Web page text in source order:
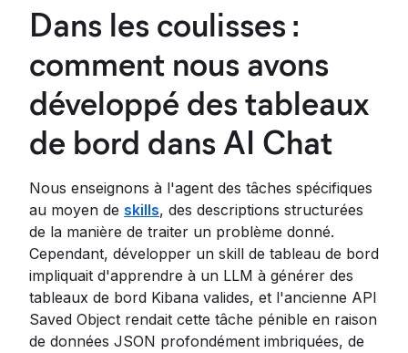
Dans les coulisses :
comment nous avons
développé des tableaux
de bord dans AI Chat
Nous enseignons à l'agent des tâches spécifiques
au moyen de skills, des descriptions structurées
de la manière de traiter un problème donné.
Cependant, développer un skill de tableau de bord
impliquait d'apprendre à un LLM à générer des
tableaux de bord Kibana valides, et l'ancienne API
Saved Object rendait cette tâche pénible en raison
de données JSON profondément imbriquées, de